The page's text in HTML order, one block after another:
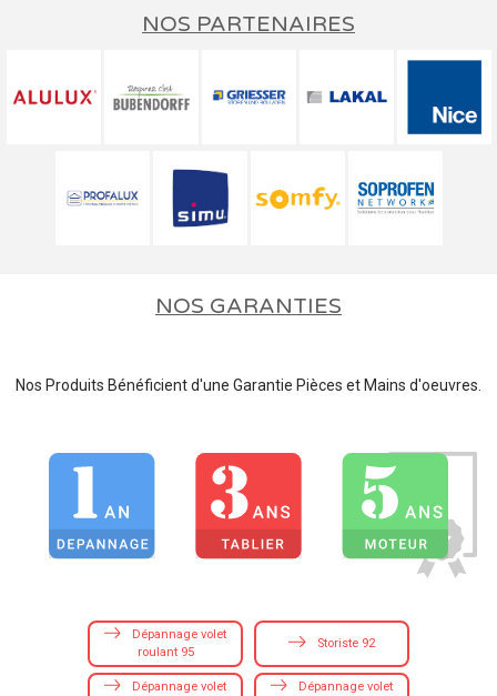
NOS PARTENAIRES
NOS GARANTIES
Nos Produits Bénéficient d'une Garantie Pièces et Mains d'oeuvres.
Dépannage volet
roulant 95
Storiste 92
Dépannage volet
Dépannage volet